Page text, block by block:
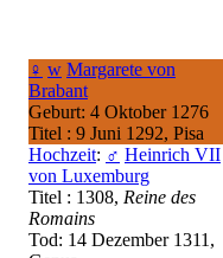
♀ w Margarete von
Brabant
Geburt: 4 Oktober 1276
Titel : 9 Juni 1292, Pisa
Hochzeit: ♂ Heinrich VII
von Luxemburg
Titel : 1308, Reine des
Romains
Tod: 14 Dezember 1311,